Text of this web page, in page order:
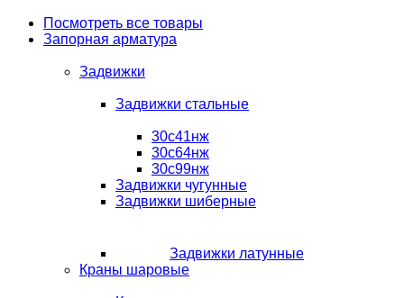
Посмотреть все товары
Запорная арматура
Задвижки
Задвижки стальные
30с41нж
30с64нж
30с99нж
Задвижки чугунные
Задвижки шиберные
Задвижки латунные
Краны шаровые